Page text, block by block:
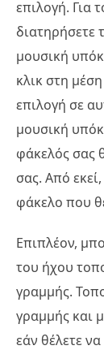
επιλογή. Για
διατηρήσετε
μουσική
κλικ στη
επιλογή σε
μουσική
φάκελός σας
σας. Από
φάκελο που
Επιπλέον,
του ήχου
γραμμής.
γραμμής και
εάν θέλετε